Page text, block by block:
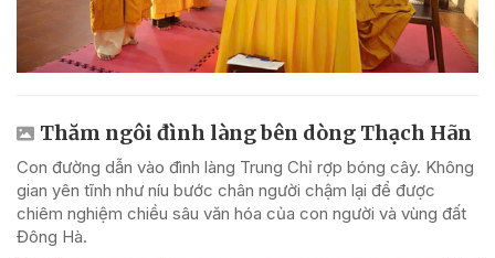
Thăm ngôi đình làng bên dòng Thạch Hãn
Con đường dẫn vào đình làng Trung Chỉ rợp bóng cây. Không
gian yên tĩnh như níu bước chân người chậm lại để được
chiêm nghiệm chiều sâu văn hóa của con người và vùng đất
Đông Hà.